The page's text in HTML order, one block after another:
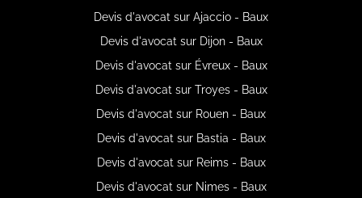
Devis d'avocat sur Ajaccio - Baux
Devis d'avocat sur Dijon - Baux
Devis d'avocat sur Évreux - Baux
Devis d'avocat sur Troyes - Baux
Devis d'avocat sur Rouen - Baux
Devis d'avocat sur Bastia - Baux
Devis d'avocat sur Reims - Baux
Devis d'avocat sur Nimes - Baux